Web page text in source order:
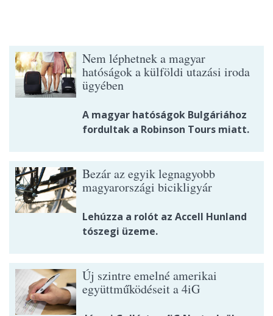
Nem léphetnek a magyar
hatóságok a külföldi utazási iroda
ügyében
A magyar hatóságok Bulgáriához
fordultak a Robinson Tours miatt.
Bezár az egyik legnagyobb
magyarországi bicikligyár
Lehúzza a rolót az Accell Hunland
tószegi üzeme.
Új szintre emelné amerikai
együttműködéseit a 4iG